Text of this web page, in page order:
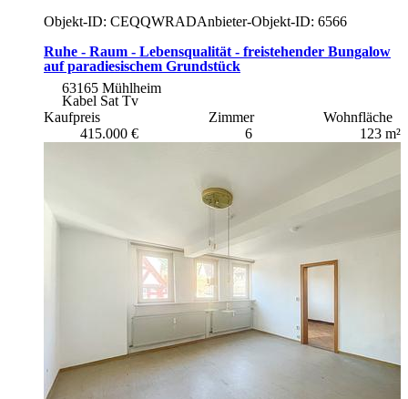
Objekt-ID: CEQQWRADAnbieter-Objekt-ID: 6566
Ruhe - Raum - Lebensqualität - freistehender Bungalow
auf paradiesischem Grundstück
63165 Mühlheim
Kabel Sat Tv
Kaufpreis
415.000 €
Zimmer
6
Wohnfläche
123 m²